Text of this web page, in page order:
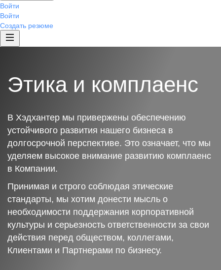
Войти
Войти
Создать резюме
Этика и комплаенс
В Хэдхантер мы привержены обеспечению
устойчивого развития нашего бизнеса в
долгосрочной перспективе. Это означает, что мы
уделяем высокое внимание развитию комплаенс
в Компании.
Принимая и строго соблюдая этические
стандарты, мы хотим донести мысль о
необходимости поддержания корпоративной
культуры и серьезность ответственности за свои
действия перед обществом, коллегами,
Клиентами и Партнерами по бизнесу.